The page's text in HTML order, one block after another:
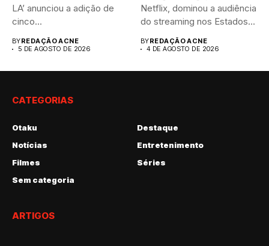
LA’ anunciou a adição de
cinco...
BYREDAÇÃO ACNE
5 DE AGOSTO DE 2026
Netflix, dominou a audiência
do streaming nos Estados...
BYREDAÇÃO ACNE
4 DE AGOSTO DE 2026
CATEGORIAS
Otaku
Destaque
Notícias
Entretenimento
Filmes
Séries
Sem categoria
ARTIGOS